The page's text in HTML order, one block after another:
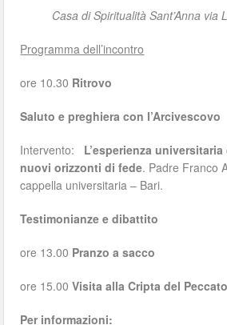
Casa di Spiritualità Sant’Anna via
Programma dell’incontro
ore 10.30 Ritrovo
Saluto e preghiera con l’Arcivescovo
Intervento: L’esperienza
nuovi orizzonti di fede. Padre Franco
cappella universitaria – Bari.
Testimonianze e dibattito
ore 13.00 Pranzo a sacco
ore 15.00Visita alla Cripta del
Per informazioni: